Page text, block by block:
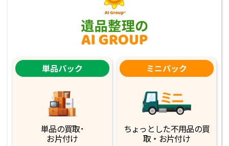
単品パック
単品の買取･
お片付け
ミニパック
ちょっとした不用品の買
取・お片付け